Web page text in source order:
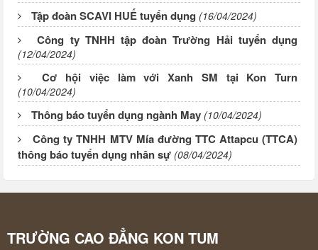
Tập đoàn SCAVI HUẾ tuyển dụng (16/04/2024)
Công ty TNHH tập đoàn Trường Hải tuyển dụng
(12/04/2024)
Cơ hội việc làm với Xanh SM tại Kon Turn
(10/04/2024)
Thông báo tuyển dụng ngành May (10/04/2024)
Công ty TNHH MTV Mía đường TTC Attapcu (TTCA)
thông báo tuyển dụng nhân sự (08/04/2024)
TRƯỜNG CAO ĐẲNG KON TUM